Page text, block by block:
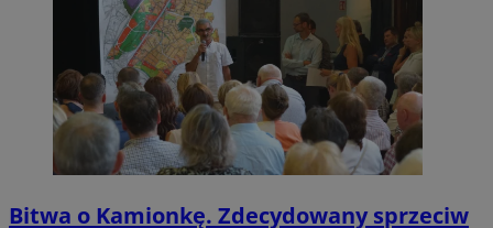
Bitwa o Kamionkę. Zdecydowany sprzeciw